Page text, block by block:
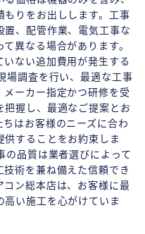
りをお出しします。工事
、配管作業、電気工事な
異なる場合があります。
ない追加費用が発生する
場調査を行い、最適な工事
ーカー指定かつ研修を受
握し、最適なご提案とお
はお客様のニーズに合わ
することをお約束しま
の品質は業者選びによって
術を兼ね備えた信頼でき
ン総本店は、お客様に最
い施工を心がけていま